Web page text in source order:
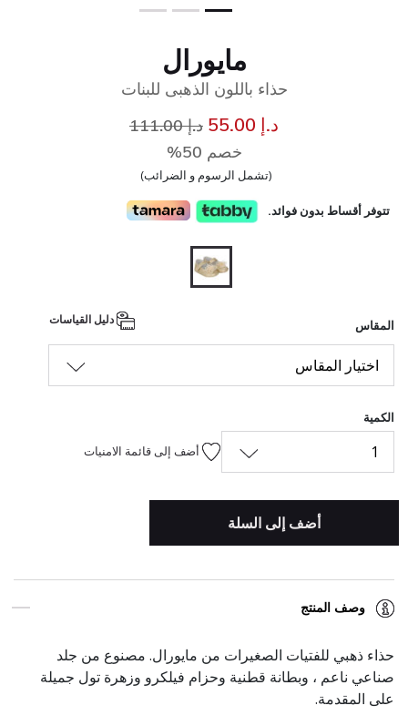
مايورال
حذاء باللون الذهبى للبنات
د.إ 55.00 سعر مخفض مند.إ 111.00
خصم 50%
(تشمل الرسوم و الضرائب)
تتوفر أقساط بدون فوائد.
المقاس
اختيار المقاس
الكمية
1 أضف إلى قائمة الامنيات
أضف إلى السلة
وصف المنتج
حذاء ذهبي للفتيات الصغيرات من مايورال. مصنوع من جلد
صناعي ناعم ، وبطانة قطنية وحزام فيلكرو وزهرة تول جميلة
على المقدمة.